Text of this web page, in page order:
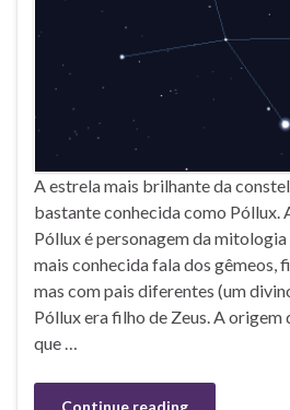
A estrela mais brilhante da
bastante conhecida como Póllux.
Póllux é personagem da mitologia
mais conhecida fala dos gêmeos,
mas com pais diferentes (um
Póllux era filho de Zeus. A origem
que …
Continue reading